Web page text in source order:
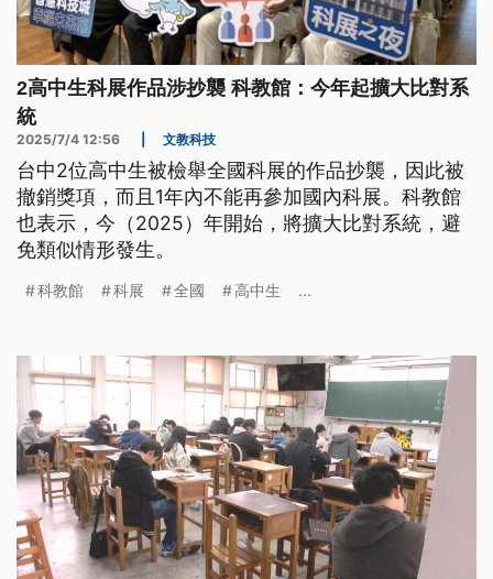
2高中生科展作品涉抄襲 科教館：今年起擴大比對系
統
2025/7/4 12:56 文教科技
台中2位高中生被檢舉全國科展的作品抄襲，因此被
撤銷獎項，而且1年內不能再參加國內科展。科教館
也表示，今（2025）年開始，將擴大比對系統，避
免類似情形發生。
科教館 科展 全國 高中生 ...